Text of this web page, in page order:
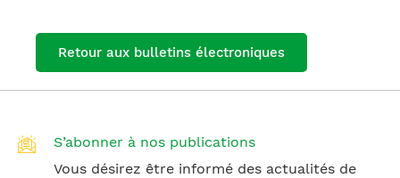
Retour aux bulletins électroniques
S’abonner à nos publications
Vous désirez être informé des actualités de